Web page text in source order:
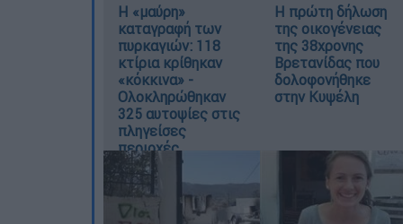
Η «μαύρη»
καταγραφή των
πυρκαγιών: 118
κτίρια κρίθηκαν
«κόκκινα» -
Ολοκληρώθηκαν
325 αυτοψίες στις
πληγείσες
περιοχές
Η πρώτη δήλωση
της οικογένειας
της 38χρονης
Βρετανίδας που
δολοφονήθηκε
στην Κυψέλη